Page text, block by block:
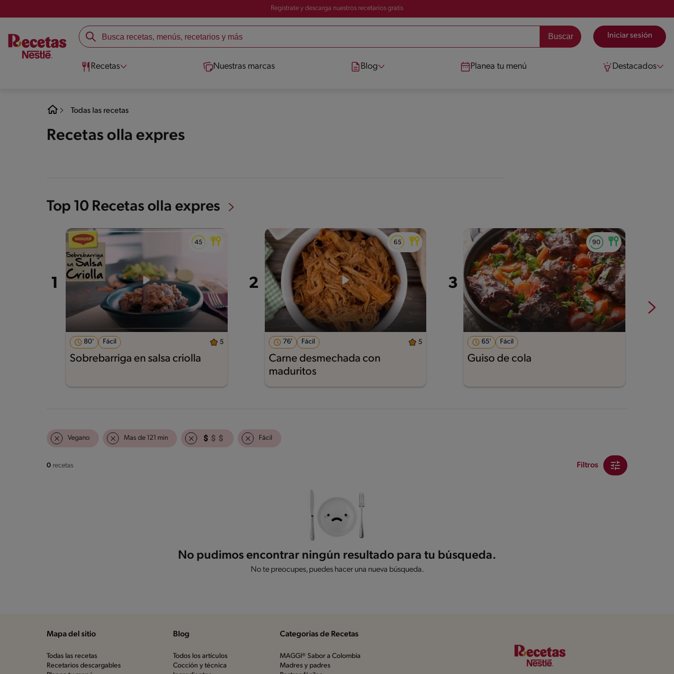
Registrate y descarga nuestros recetarios gratis
Iniciar sesión
Recetas Nuestras marcas Blog Planea tu menú Destacados
Todas las recetas
Recetas olla expres
Top 10 Recetas olla expres
80' Fácil 5
Sobrebarriga en salsa criolla
76' Fácil 5
Carne desmechada con
maduritos
65' Fácil
Guiso de cola
Vegano Mas de 121 min Fácil
0 recetas Filtros
No pudimos encontrar ningún resultado para tu búsqueda.
No te preocupes, puedes hacer una nueva búsqueda.
Mapa del sitio
Todas las recetas
Recetarios descargables
Blog
Todos los artículos
Cocción y técnica
Categorias de Recetas
MAGGI® Sabor a Colombia
Madres y padres